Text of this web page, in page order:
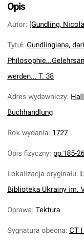
Opis
Autor: [Gundling,
Tytuł: Gundlingiana,
werden... T. 38
Adres wydawniczy:
Buchhandlung
Rok wydania: 1727
Opis fizyczny: pp.185-
Lokalizacja oryginału:
Biblioteka Ukrainy im.
Oprawa: Tektura
Sygnatura obecna: CT